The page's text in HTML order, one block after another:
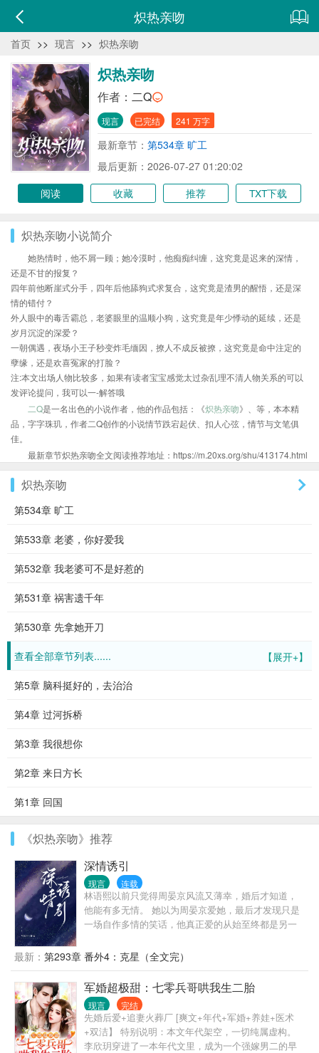
炽热亲吻
首页 >> 现言 >> 炽热亲吻
炽热亲吻
作者： 二Q
现言 已完结 241 万字
最新章节： 第534章 旷工
最后更新：2026-07-27 01:20:02
阅读
收藏 推荐 TXT下载
炽热亲吻小说简介
她热情时，他不屑一顾；她冷漠时，他痴痴纠缠，这究竟是迟来的深情，
还是不甘的报复？
四年前他断崖式分手，四年后他舔狗式求复合，这究竟是渣男的醒悟，还是深
情的错付？
外人眼中的毒舌霸总，老婆眼里的温顺小狗，这究竟是年少悸动的延续，还是
岁月沉淀的深爱？
一朝偶遇，夜场小王子秒变炸毛缅因，撩人不成反被撩，这究竟是命中注定的
孽缘，还是欢喜冤家的打脸？
注:本文出场人物比较多，如果有读者宝宝感觉太过杂乱理不清人物关系的可以
发评论提问，我可以一-解答哦
二Q是一名出色的小说作者，他的作品包括：《炽热亲吻》、等，本本精
品，字字珠玑，作者二Q创作的小说情节跌宕起伏、扣人心弦，情节与文笔俱
佳。
最新章节炽热亲吻全文阅读推荐地址：https://m.20xs.org/shu/413174.html
炽热亲吻
第534章 旷工
第533章 老婆，你好爱我
第532章 我老婆可不是好惹的
第531章 祸害遗千年
第530章 先拿她开刀
【展开+】
查看全部章节列表......
第5章 脑科挺好的，去治治
第4章 过河拆桥
第3章 我很想你
第2章 来日方长
第1章 回国
《炽热亲吻》推荐
深情诱引
现言 连载
林语熙以前只觉得周晏京风流又薄幸，婚后才知道，
他能有多无情。 她以为周晏京爱她，最后才发现只是
一场自作多情的笑话，他真正爱的从始至终都是另一
婚协议上签好名字，不作纠缠。 * 所有人都以为周晏
京不爱林语熙，离婚是板上钉钉的事，只等离婚就会
跟青梅竹马的前女友复合。 可后来，迟迟没等到他离
婚，倒是被人撞见， 一身矜贵高不可攀的周二公子，
在一个女人面前低头下跪，抵着她手指，哑声哀
求：“林语熙，你能不能再爱我一次？”
最新： 第293章 番外4：克星（全文完）
军婚超极甜：七零兵哥哄我生二胎
现言 完结
先婚后爱+追妻火葬厂 [爽文+年代+军婚+养娃+医术
+双洁】 特别说明：本文年代架空，一切纯属虚构。
李欣玥穿进了一本年代文里，成为一个强嫁男二的早